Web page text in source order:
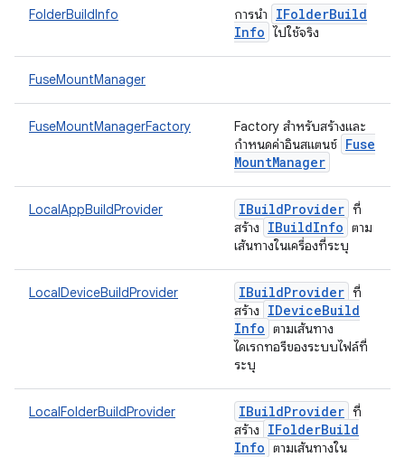
FolderBuildInfo การนำ IFolderBuild
Info ไปใช้จริง
FuseMountManager
FuseMountManagerFactory
Factory สำหรับสร้างและ
กำหนดค่าอินสแตนซ์ Fuse
MountManager
LocalAppBuildProvider IBuildProvider ที่
สร้าง
IBuildInfo ตาม
เส้นทางในเครื่องที่ระบุ
LocalDeviceBuildProvider IBuildProvider ที่
สร้าง
IDeviceBuild
Info ตามเส้นทาง
ไดเรกทอรีของระบบไฟล์ที่
ระบุ
LocalFolderBuildProvider IBuildProvider ที่
สร้าง
IFolderBuild
Info ตามเส้นทางใน